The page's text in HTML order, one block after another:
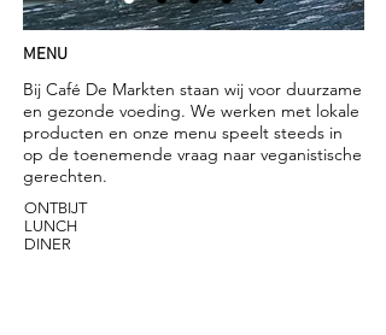
MENU
Bij Café De Markten staan wij voor duurzame
en gezonde voeding. We werken met lokale
producten en onze menu speelt steeds in
op de toenemende vraag naar veganistische
gerechten.
ONTBIJT
LUNCH
DINER